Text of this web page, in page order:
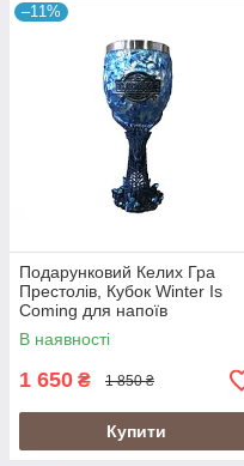
–11%
Подарунковий Келих Гра
Престолів, Кубок Winter Is
Coming для напоїв
В наявності
1 650 ₴ 1 850 ₴
Купити